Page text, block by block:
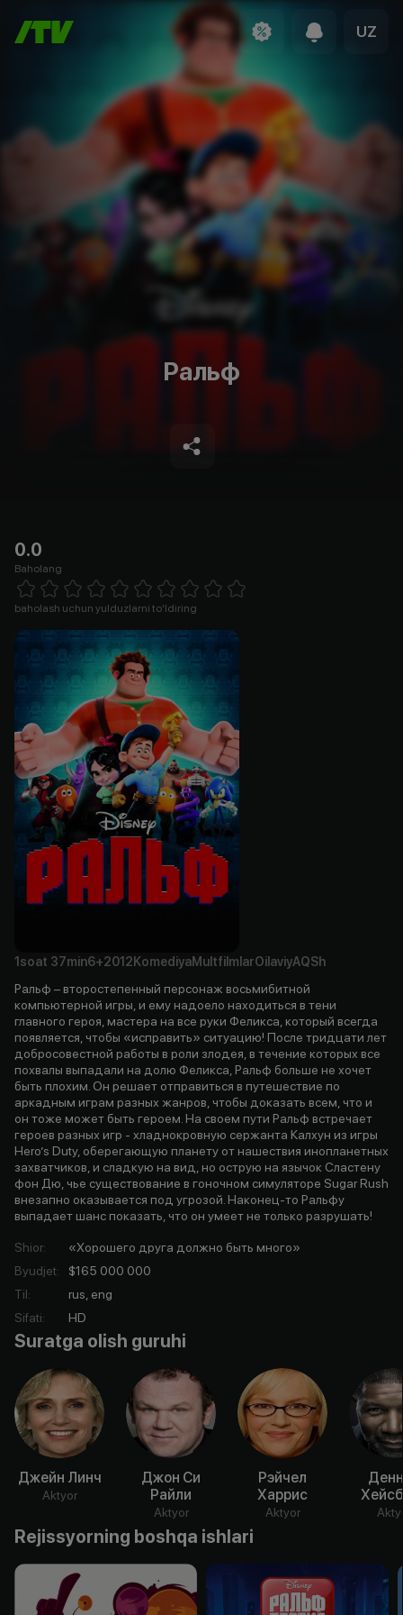
UZ
Ральф
0.0
Baholang
1 Star 2 Stars 3 Stars 4 Stars5 Stars 6 Stars7 Stars8 Stars
baholash uchun yulduzlarni to'ldiring
1soat 37min6+2012 KomediyaMultfilmlarOilaviyAQSh
Ральф – второстепенный персонаж восьмибитной
компьютерной игры, и ему надоело находиться в тени
главного героя, мастера на все руки Феликса, который всегда
появляется, чтобы «исправить» ситуацию! После тридцати лет
добросовестной работы в роли злодея, в течение которых все
похвалы выпадали на долю Феликса, Ральф больше не хочет
быть плохим. Он решает отправиться в путешествие по
аркадным играм разных жанров, чтобы доказать всем, что и
он тоже может быть героем. На своем пути Ральф встречает
героев разных игр - хладнокровную сержанта Калхун из игры
Hero’s Duty, оберегающую планету от нашествия инопланетных
захватчиков, и сладкую на вид, но острую на язычок Сластену
фон Дю, чье существование в гоночном симуляторе Sugar Rush
внезапно оказывается под угрозой. Наконец-то Ральфу
выпадает шанс показать, что он умеет не только разрушать!
Shior:
«Хорошего друга должно быть много»
Byudjet:
$165 000 000
Til:
rus, eng
Sifati: HD
Suratga olish guruhi
Джейн Линч
Aktyor
Джон Си
Райли
Aktyor
Рэйчел
Харрис
Aktyor
Rejissyorning boshqa ishlari